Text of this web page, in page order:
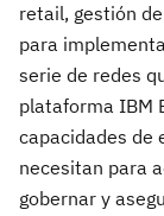
retail, gestión
para
serie de redes
plataforma IBM
capacidades de
necesitan para
gobernar y